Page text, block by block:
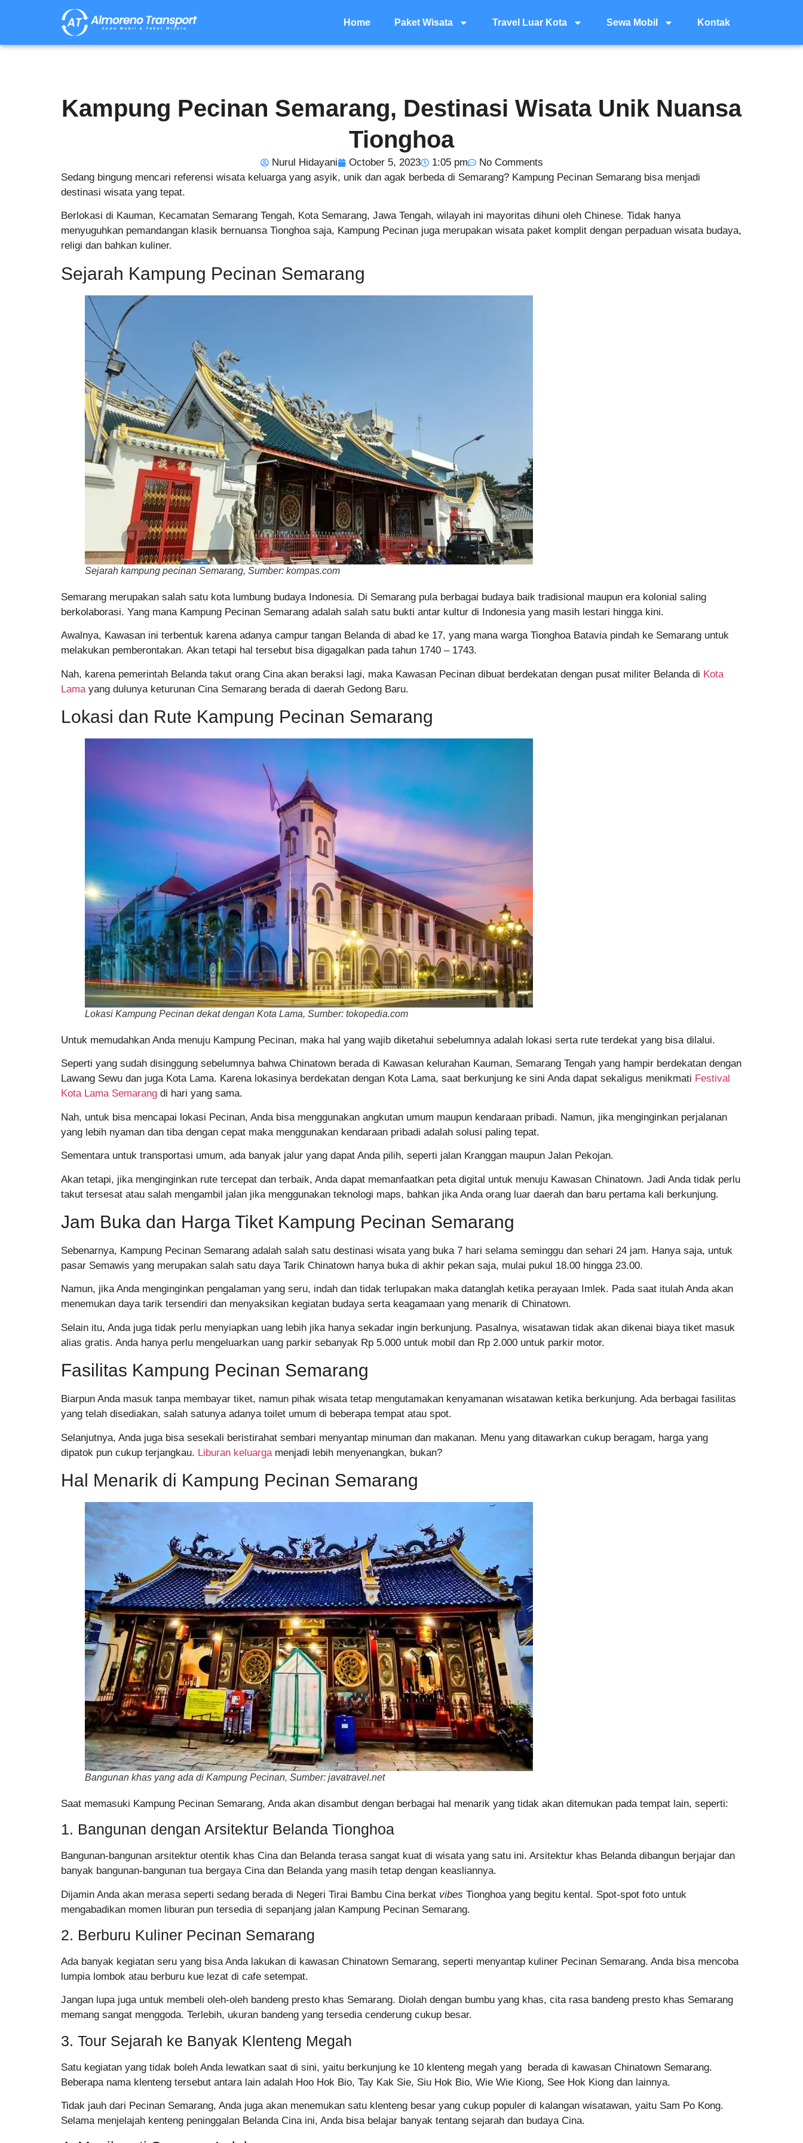
Home Paket Wisata Travel Luar Kota Sewa Mobil Kontak
Kampung Pecinan Semarang, Destinasi Wisata Unik Nuansa
Tionghoa
Nurul Hidayani October 5, 2023 1:05 pm
No Comments
Sedang bingung mencari referensi wisata keluarga yang asyik, unik dan agak berbeda di Semarang? Kampung Pecinan Semarang bisa menjadi
destinasi wisata yang tepat.
Berlokasi di Kauman, Kecamatan Semarang Tengah, Kota Semarang, Jawa Tengah, wilayah ini mayoritas dihuni oleh Chinese. Tidak hanya
menyuguhkan pemandangan klasik bernuansa Tionghoa saja, Kampung Pecinan juga merupakan wisata paket komplit dengan perpaduan wisata budaya,
religi dan bahkan kuliner.
Sejarah Kampung Pecinan Semarang
Sejarah kampung pecinan Semarang, Sumber: kompas.com
Semarang merupakan salah satu kota lumbung budaya Indonesia. Di Semarang pula berbagai budaya baik tradisional maupun era kolonial saling
berkolaborasi. Yang mana Kampung Pecinan Semarang adalah salah satu bukti antar kultur di Indonesia yang masih lestari hingga kini.
Awalnya, Kawasan ini terbentuk karena adanya campur tangan Belanda di abad ke 17, yang mana warga Tionghoa Batavia pindah ke Semarang untuk
melakukan pemberontakan. Akan tetapi hal tersebut bisa digagalkan pada tahun 1740 – 1743.
Nah, karena pemerintah Belanda takut orang Cina akan beraksi lagi, maka Kawasan Pecinan dibuat berdekatan dengan pusat militer Belanda di Kota
Lama yang dulunya keturunan Cina Semarang berada di daerah Gedong Baru.
Lokasi dan Rute Kampung Pecinan Semarang
Lokasi Kampung Pecinan dekat dengan Kota Lama, Sumber: tokopedia.com
Untuk memudahkan Anda menuju Kampung Pecinan, maka hal yang wajib diketahui sebelumnya adalah lokasi serta rute terdekat yang bisa dilalui.
Seperti yang sudah disinggung sebelumnya bahwa Chinatown berada di Kawasan kelurahan Kauman, Semarang Tengah yang hampir berdekatan dengan
Lawang Sewu dan juga Kota Lama. Karena lokasinya berdekatan dengan Kota Lama, saat berkunjung ke sini Anda dapat sekaligus menikmati Festival
Kota Lama Semarang di hari yang sama.
Nah, untuk bisa mencapai lokasi Pecinan, Anda bisa menggunakan angkutan umum maupun kendaraan pribadi. Namun, jika menginginkan perjalanan
yang lebih nyaman dan tiba dengan cepat maka menggunakan kendaraan pribadi adalah solusi paling tepat.
Sementara untuk transportasi umum, ada banyak jalur yang dapat Anda pilih, seperti jalan Kranggan maupun Jalan Pekojan.
Akan tetapi, jika menginginkan rute tercepat dan terbaik, Anda dapat memanfaatkan peta digital untuk menuju Kawasan Chinatown. Jadi Anda tidak perlu
takut tersesat atau salah mengambil jalan jika menggunakan teknologi maps, bahkan jika Anda orang luar daerah dan baru pertama kali berkunjung.
Jam Buka dan Harga Tiket Kampung Pecinan Semarang
Sebenarnya, Kampung Pecinan Semarang adalah salah satu destinasi wisata yang buka 7 hari selama seminggu dan sehari 24 jam. Hanya saja, untuk
pasar Semawis yang merupakan salah satu daya Tarik Chinatown hanya buka di akhir pekan saja, mulai pukul 18.00 hingga 23.00.
Namun, jika Anda menginginkan pengalaman yang seru, indah dan tidak terlupakan maka datanglah ketika perayaan Imlek. Pada saat itulah Anda akan
menemukan daya tarik tersendiri dan menyaksikan kegiatan budaya serta keagamaan yang menarik di Chinatown.
Selain itu, Anda juga tidak perlu menyiapkan uang lebih jika hanya sekadar ingin berkunjung. Pasalnya, wisatawan tidak akan dikenai biaya tiket masuk
alias gratis. Anda hanya perlu mengeluarkan uang parkir sebanyak Rp 5.000 untuk mobil dan Rp 2.000 untuk parkir motor.
Fasilitas Kampung Pecinan Semarang
Biarpun Anda masuk tanpa membayar tiket, namun pihak wisata tetap mengutamakan kenyamanan wisatawan ketika berkunjung. Ada berbagai fasilitas
yang telah disediakan, salah satunya adanya toilet umum di beberapa tempat atau spot.
Selanjutnya, Anda juga bisa sesekali beristirahat sembari menyantap minuman dan makanan. Menu yang ditawarkan cukup beragam, harga yang
dipatok pun cukup terjangkau. Liburan keluarga menjadi lebih menyenangkan, bukan?
Hal Menarik di Kampung Pecinan Semarang
Bangunan khas yang ada di Kampung Pecinan, Sumber: javatravel.net
Saat memasuki Kampung Pecinan Semarang, Anda akan disambut dengan berbagai hal menarik yang tidak akan ditemukan pada tempat lain, seperti:
1. Bangunan dengan Arsitektur Belanda Tionghoa
Bangunan-bangunan arsitektur otentik khas Cina dan Belanda terasa sangat kuat di wisata yang satu ini. Arsitektur khas Belanda dibangun berjajar dan
banyak bangunan-bangunan tua bergaya Cina dan Belanda yang masih tetap dengan keasliannya.
Dijamin Anda akan merasa seperti sedang berada di Negeri Tirai Bambu Cina berkat vibes Tionghoa yang begitu kental. Spot-spot foto untuk
mengabadikan momen liburan pun tersedia di sepanjang jalan Kampung Pecinan Semarang.
2. Berburu Kuliner Pecinan Semarang
Ada banyak kegiatan seru yang bisa Anda lakukan di kawasan Chinatown Semarang, seperti menyantap kuliner Pecinan Semarang. Anda bisa mencoba
lumpia lombok atau berburu kue lezat di cafe setempat.
Jangan lupa juga untuk membeli oleh-oleh bandeng presto khas Semarang. Diolah dengan bumbu yang khas, cita rasa bandeng presto khas Semarang
memang sangat menggoda. Terlebih, ukuran bandeng yang tersedia cenderung cukup besar.
3. Tour Sejarah ke Banyak Klenteng Megah
Satu kegiatan yang tidak boleh Anda lewatkan saat di sini, yaitu berkunjung ke 10 klenteng megah yang berada di kawasan Chinatown Semarang.
Beberapa nama klenteng tersebut antara lain adalah Hoo Hok Bio, Tay Kak Sie, Siu Hok Bio, Wie Wie Kiong, See Hok Kiong dan lainnya.
Tidak jauh dari Pecinan Semarang, Anda juga akan menemukan satu klenteng besar yang cukup populer di kalangan wisatawan, yaitu Sam Po Kong.
Selama menjelajah kenteng peninggalan Belanda Cina ini, Anda bisa belajar banyak tentang sejarah dan budaya Cina.